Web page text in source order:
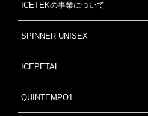
ICETEKの事業について
SPINNER UNISEX
ICEPETAL
QUINTEMPO1